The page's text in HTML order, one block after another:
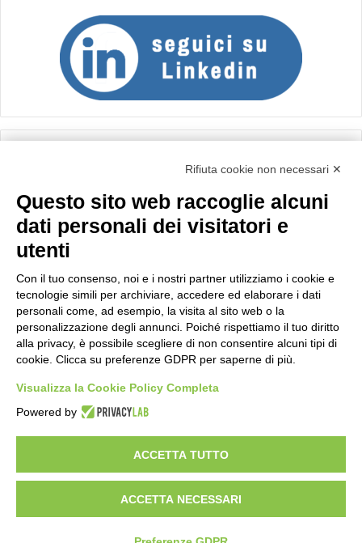
Importo netto (€):
Calcola
Scorporo IVA
Importo lordo (€):
Rifiuta cookie non necessari ✕
Questo sito web raccoglie alcuni
dati personali dei visitatori e
utenti
Con il tuo consenso, noi e i nostri partner utilizziamo i cookie e
tecnologie simili per archiviare, accedere ed elaborare i dati
personali come, ad esempio, la visita al sito web o la
personalizzazione degli annunci. Poiché rispettiamo il tuo diritto
alla privacy, è possibile scegliere di non consentire alcuni tipi di
cookie. Clicca su preferenze GDPR per saperne di più.
Visualizza la Cookie Policy Completa
Powered by
ACCETTA TUTTO
ACCETTA NECESSARI